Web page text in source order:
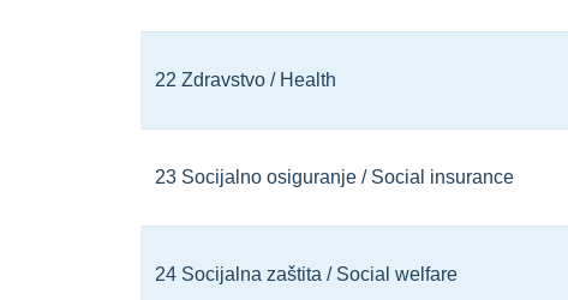
22 Zdravstvo / Health
23 Socijalno osiguranje / Social insurance
24 Socijalna zaštita / Social welfare